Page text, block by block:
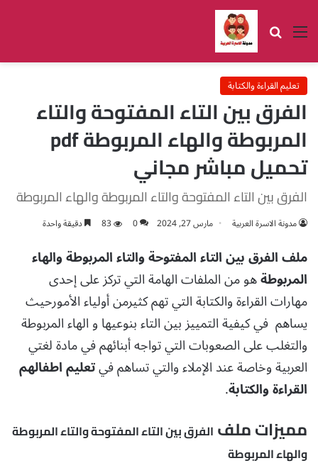
القائمة بحث عن
تعليم القراءة والكتابة
الفرق بين التاء المفتوحة والتاء
المربوطة والهاء المربوطة pdf
تحميل مباشر مجاني
الفرق بين التاء المفتوحة والتاء المربوطة والهاء المربوطة
مدونة الاسرة العربية مارس 27, 2024 0
83 دقيقة واحدة
ملف الفرق بين التاء المفتوحة والتاء المربوطة والهاء
المربوطةهو من الملفات الهامة التي تركز على إحدى
مهارات القراءة والكتابة التي تهم كثيرمن أولياء الأمورحيث
يساهم في كيفية التمييز بين التاء بنوعيها و الهاء المربوطة
والتغلب على الصعوبات التي تواجه أبنائهم في مادة لغتي
العربية وخاصة عند الإملاء والتي تساهم فيتعليم اطفالهم
القراءة والكتابة.
مميزات ملف الفرق بين التاء المفتوحة والتاء المربوطة
والهاء المربوطة